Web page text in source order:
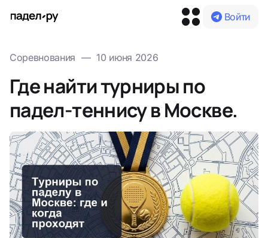
Войти
Соревнования — 10 июня 2026
Где найти турниры по
падел-теннису в Москве.